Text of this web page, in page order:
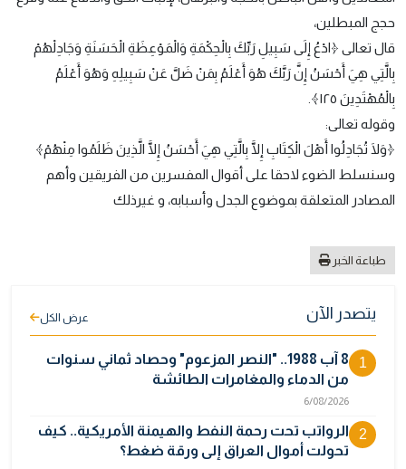
حجج المبطلين،
قال تعالى ﴿ادْعُ إِلَى سَبِيلِ رَبِّكَ بِالْحِكْمَةِ وَالْمَوْعِظَةِ الْحَسَنَةِ وَجَادِلْهُمْ
بِالَّتِي هِيَ أَحْسَنُ إِنَّ رَبَّكَ هُوَ أَعْلَمُ بِمَنْ ضَلَّ عَنْ سَبِيلِهِ وَهُوَ أَعْلَمُ
بِالْمُهْتَدِينَ ١٢٥﴾.
وقوله تعالى:
﴿وَلَا تُجَادِلُوا أَهْلَ الْكِتَابِ إِلَّا بِالَّتِي هِيَ أَحْسَنُ إِلَّا الَّذِينَ ظَلَمُوا مِنْهُمْ﴾
وسنسلط الضوء لاحقا على أقوال المفسرين من الفريقين وأهم
المصادر المتعلقة بموضوع الجدل وأسبابه، و غيرذلك
طباعة الخبر
يتصدر الآن عرض الكل
1
8 آب 1988.. "النصر المزعوم" وحصاد ثماني سنوات
من الدماء والمغامرات الطائشة
6/08/2026
2
الرواتب تحت رحمة النفط والهيمنة الأمريكية.. كيف
تحولت أموال العراق إلى ورقة ضغط؟